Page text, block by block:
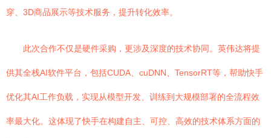
穿、3D商品展示等技术服务，提升转化效率。
此次合作不仅是硬件采购，更涉及深度的技术协同。英伟达将提
供其全栈AI软件平台，包括CUDA、cuDNN、TensorRT等，帮助快手
优化其AI工作负载，实现从模型开发、训练到大规模部署的全流程效
率最大化。这体现了快手在构建自主、可控、高效的技术体系方面的